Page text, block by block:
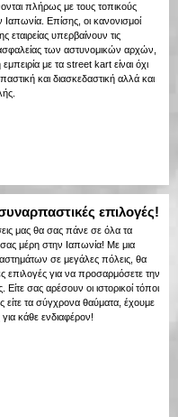
πλήρως με τους τοπικούς
Ιαπωνία. Επίσης, οι κανονισμοί
εταιρείας υπερβαίνουν τις
των αστυνομικών αρχών,
με τα street kart είναι όχι
και διασκεδαστική αλλά και
επιλογές!
μας θα σας πάνε σε όλα τα
μέρη στην Ιαπωνία! Με μια
σε μεγάλες πόλεις, θα
επιλογές για να προσαρμόσετε την
Είτε σας αρέσουν οι ιστορικοί τόποι
είτε τα σύγχρονα θαύματα, έχουμε
για κάθε ενδιαφέρον!